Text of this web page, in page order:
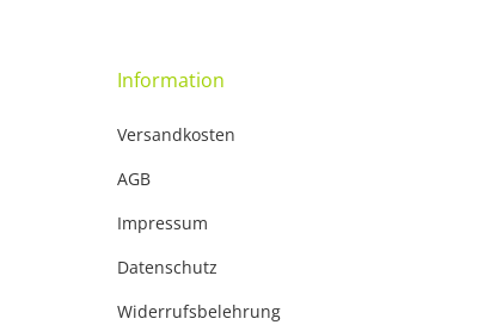
Information
Versandkosten
AGB
Impressum
Datenschutz
Widerrufsbelehrung